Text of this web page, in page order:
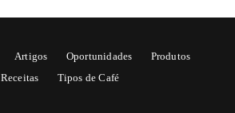
Artigos Oportunidades
Produtos
Receitas
Tipos de Café